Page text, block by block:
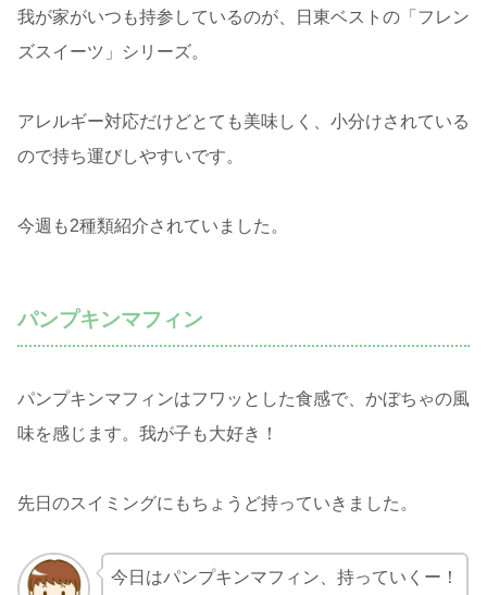
我が家がいつも持参しているのが、日東ベストの「フレン
ズスイーツ」シリーズ。
アレルギー対応だけどとても美味しく、小分けされている
ので持ち運びしやすいです。
今週も2種類紹介されていました。
パンプキンマフィン
パンプキンマフィンはフワッとした食感で、かぼちゃの風
味を感じます。我が子も大好き！
先日のスイミングにもちょうど持っていきました。
今日はパンプキンマフィン、持っていくー！